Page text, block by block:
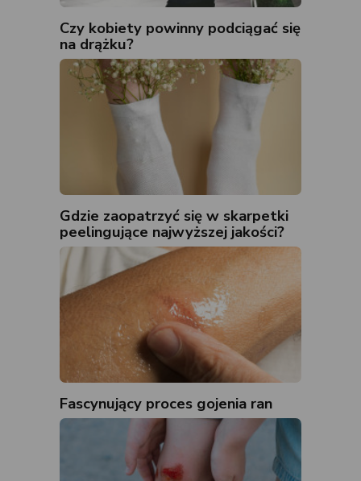
Czy kobiety powinny podciągać się
na drążku?
Gdzie zaopatrzyć się w skarpetki
peelingujące najwyższej jakości?
Fascynujący proces gojenia ran